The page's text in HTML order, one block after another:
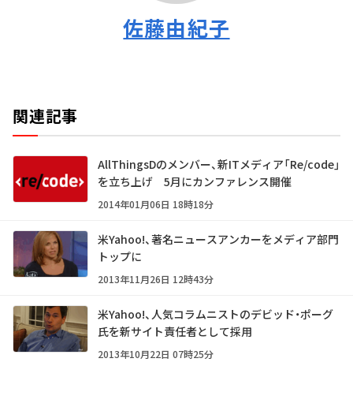
佐藤由紀子
関連記事
AllThingsDのメンバー、新ITメディア「Re/code」
を立ち上げ 5月にカンファレンス開催
2014年01月06日 18時18分
米Yahoo!、著名ニュースアンカーをメディア部門
トップに
2013年11月26日 12時43分
米Yahoo!、人気コラムニストのデビッド・ポーグ
氏を新サイト責任者として採用
2013年10月22日 07時25分